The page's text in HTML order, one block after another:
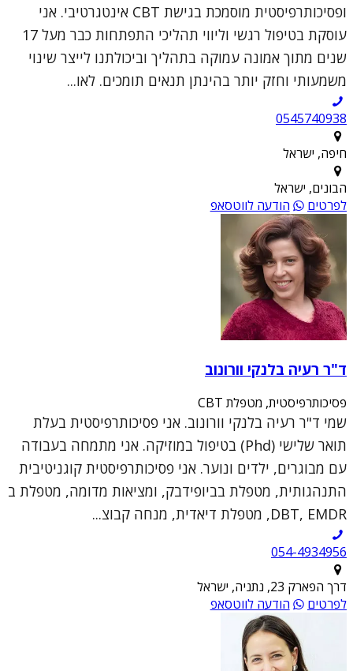
ופסיכותרפיסטית מוסמכת בגישת CBT אינטגרטיבי. אני
עוסקת בטיפול רגשי וליווי תהליכי התפתחות כבר מעל 17
שנים מתוך אמונה עמוקה בתהליך וביכולתנו לייצר שינוי
משמעותי וחזק יותר בהינתן תנאים תומכים. לאו...
0545740938
חיפה, ישראל
הבונים, ישראל
לפרטים
הודעה לווטסאפ
ד"ר רעיה בלנקי וורונוב
פסיכותרפיסטית, מטפלת CBT
שמי ד"ר רעיה בלנקי וורונוב. אני פסיכותרפיסטית בעלת
תואר שלישי (Phd) בטיפול במוזיקה. אני מתמחה בעבודה
עם מבוגרים, ילדים ונוער. אני פסיכותרפיסטית קוגניטיבית
התנהגותית, מטפלת בביופידבק, ומציאות מדומה, מטפלת ב
DBT, EMDR, מטפלת דיאדית, מנחה קבוצ...
054-4934956
דרך הפארק 23, נתניה, ישראל
לפרטים
הודעה לווטסאפ